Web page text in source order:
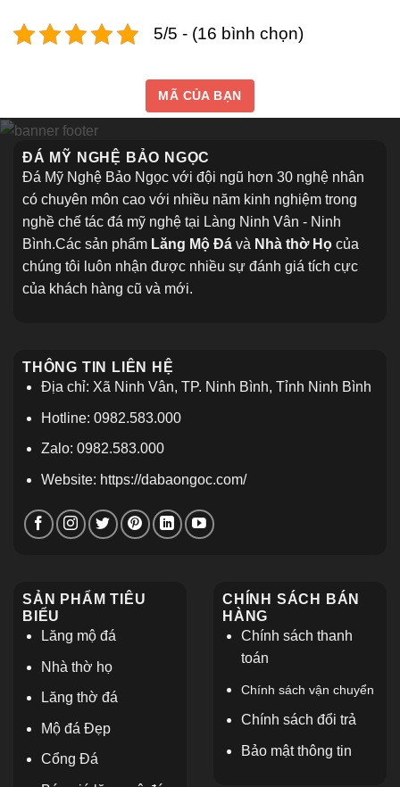
5/5 - (16 bình chọn)
MÃ CỦA BẠN
ĐÁ MỸ NGHỆ BẢO NGỌC
Đá Mỹ Nghệ Bảo Ngọc với đội ngũ hơn 30 nghệ nhân
có chuyên môn cao với nhiều năm kinh nghiệm trong
nghề chế tác đá mỹ nghệ tại Làng Ninh Vân - Ninh
Bình.Các sản phẩm Lăng Mộ Đá và Nhà thờ Họ của
chúng tôi luôn nhận được nhiều sự đánh giá tích cực
của khách hàng cũ và mới.
THÔNG TIN LIÊN HỆ
Địa chỉ: Xã Ninh Vân, TP. Ninh Bình, Tỉnh Ninh Bình
Hotline: 0982.583.000
Zalo: 0982.583.000
Website: https://dabaongoc.com/
SẢN PHẨM TIÊU
BIỂU
Lăng mộ đá
Nhà thờ họ
Lăng thờ đá
Mộ đá Đẹp
Cổng Đá
CHÍNH SÁCH BÁN
HÀNG
Chính sách thanh
toán
Chính sách vận chuyển
Chính sách đổi trả
Bảo mật thông tin